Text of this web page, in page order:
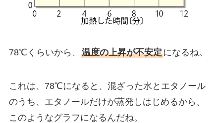
78℃くらいから、 温度の上昇が不安定になるね。
これは、78℃になると、混ざった水とエタノール
のうち、エタノールだけが蒸発しはじめるから、
このようなグラフになるんだね。